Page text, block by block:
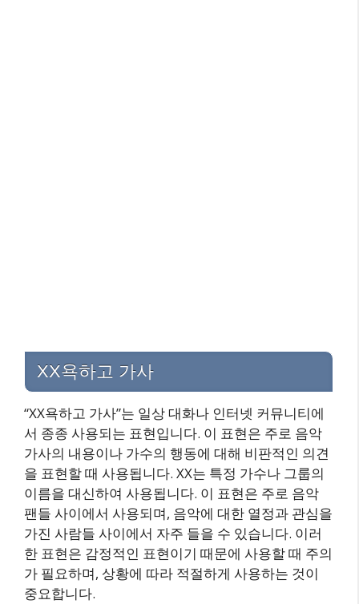
XX욕하고 가사
“XX욕하고 가사”는 일상 대화나 인터넷 커뮤니티에
서 종종 사용되는 표현입니다. 이 표현은 주로 음악
가사의 내용이나 가수의 행동에 대해 비판적인 의견
을 표현할 때 사용됩니다. XX는 특정 가수나 그룹의
이름을 대신하여 사용됩니다. 이 표현은 주로 음악
팬들 사이에서 사용되며, 음악에 대한 열정과 관심을
가진 사람들 사이에서 자주 들을 수 있습니다. 이러
한 표현은 감정적인 표현이기 때문에 사용할 때 주의
가 필요하며, 상황에 따라 적절하게 사용하는 것이
중요합니다.